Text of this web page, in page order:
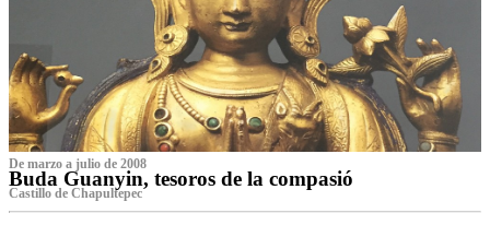
De marzo a julio de 2008
Buda Guanyin, tesoros de la compasió
Castillo de Chapultepec